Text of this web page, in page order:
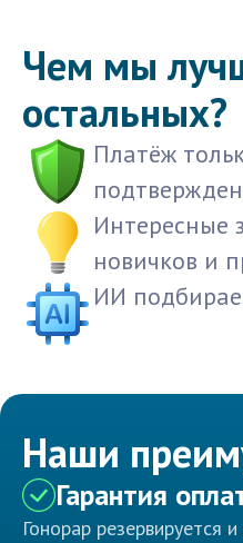
Чем мы
остальных?
Платёж
Интересные
новичков и
ИИ
Наши
Гарантия
Гонорар резервируется